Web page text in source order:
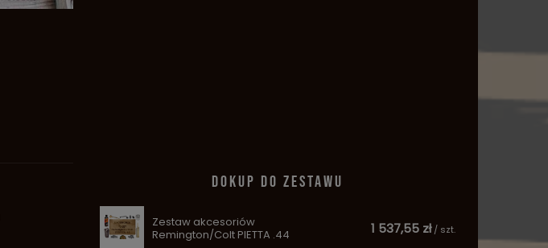
DOKUP DO ZESTAWU
Zestaw akcesoriów
Remington/Colt PIETTA .44
1 537,55 zł / szt.